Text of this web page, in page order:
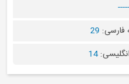
29
14